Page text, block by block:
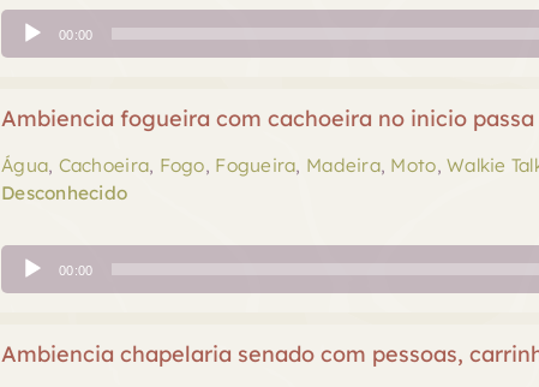
Tocador
de
00:00
Ambiencia fogueira com cachoeira no inicio
Água, Cachoeira, Fogo, Fogueira, Madeira, Moto,Walkie
Desconhecido
Tocador
de
00:00
Ambiencia chapelaria senado com pessoas,